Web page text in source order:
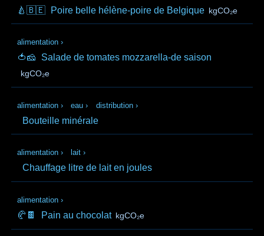
🍐🇧🇪 Poire belle hélène-poire de Belgique kgCO₂e
alimentation ›
🍅🧀 Salade de tomates mozzarella-de saison
kgCO₂e
alimentation › eau › distribution ›
Bouteille minérale
alimentation › lait ›
Chauffage litre de lait en joules
alimentation ›
🥐🍫 Pain au chocolat kgCO₂e